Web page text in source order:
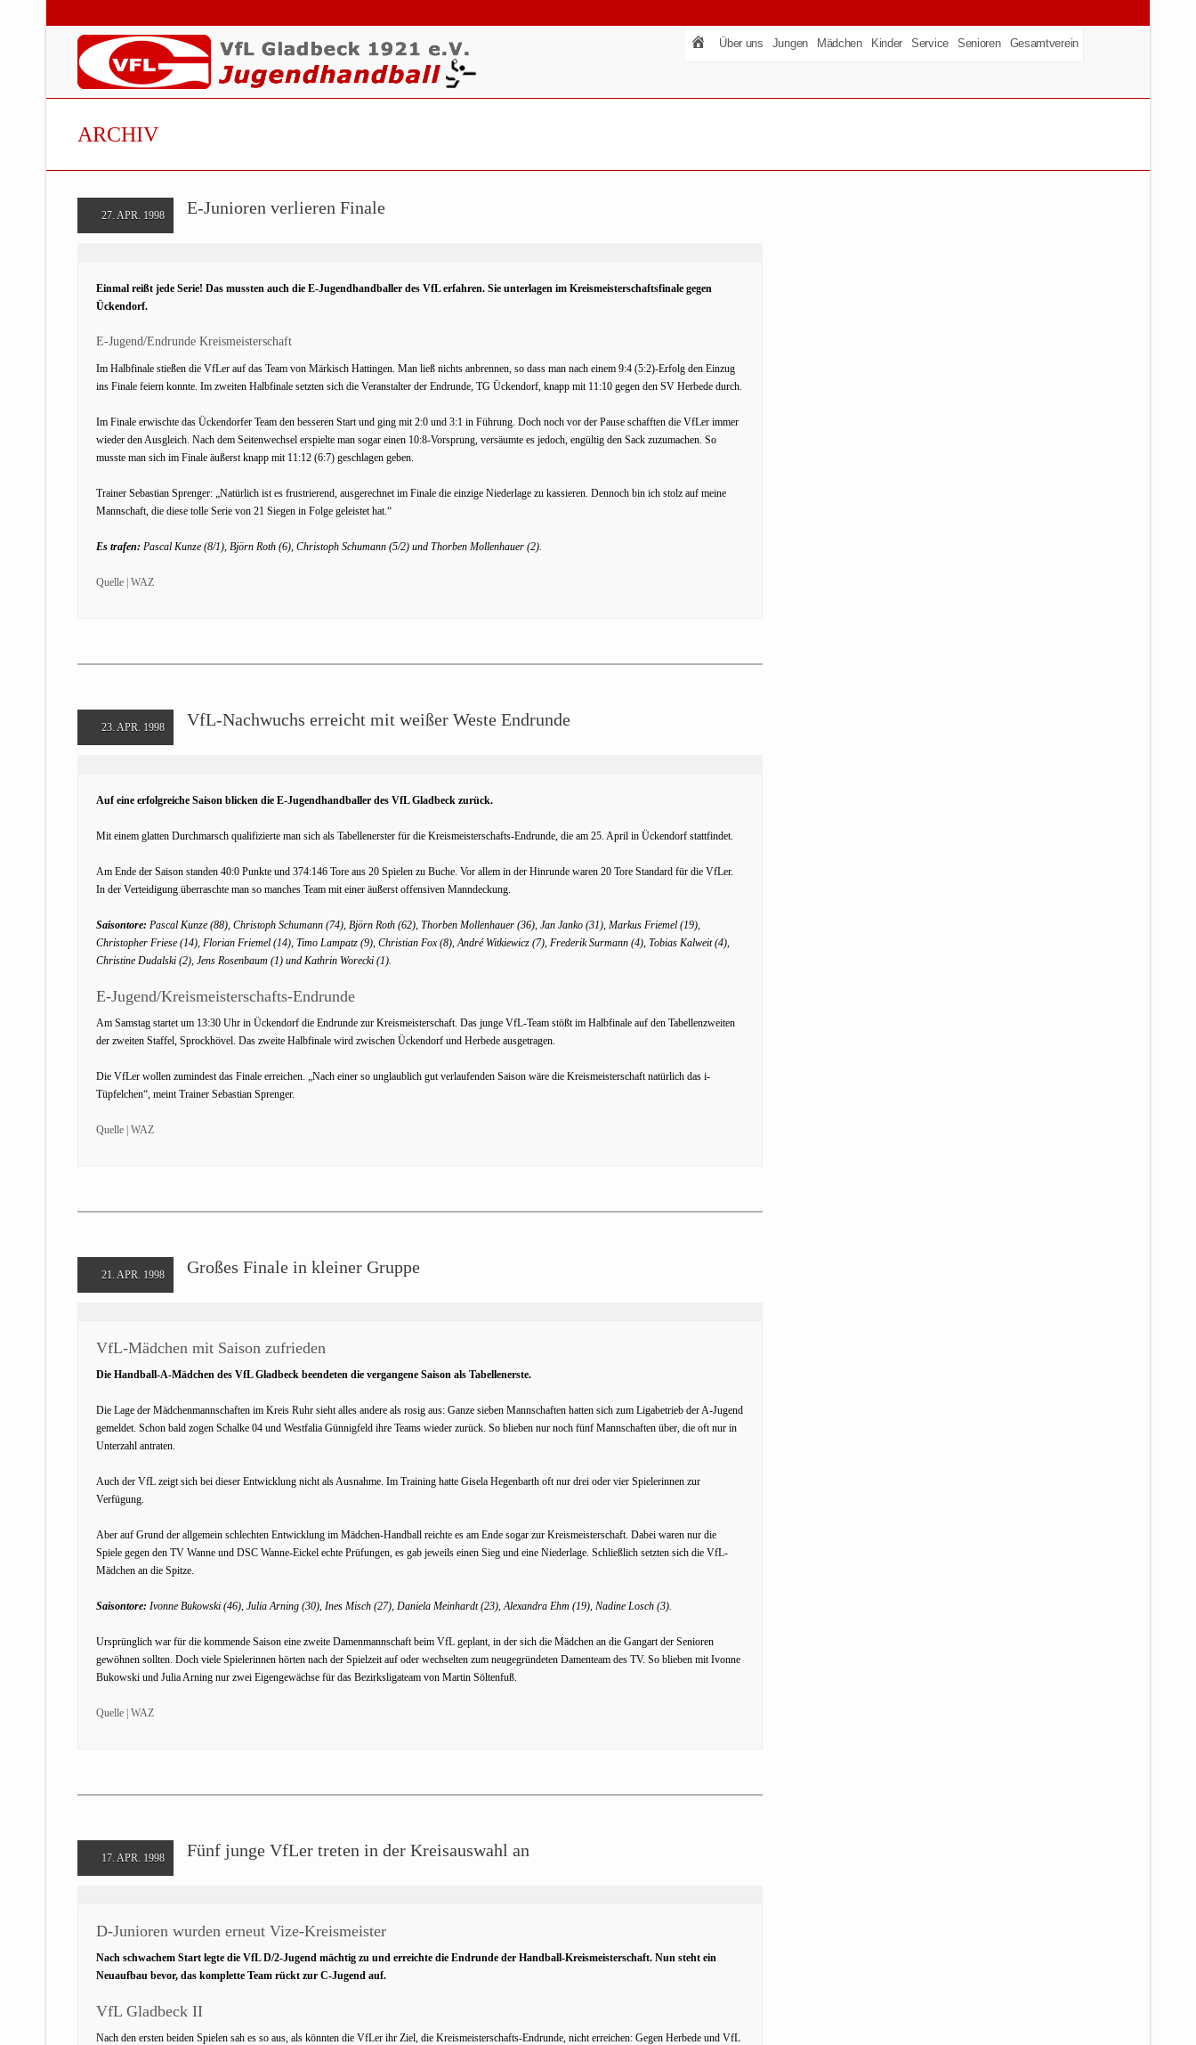
Über uns Jungen Mädchen Kinder Service Senioren Gesamtverein
ARCHIV
27. APR. 1998 E-Junioren verlieren Finale
Einmal reißt jede Serie! Das mussten auch die E-Jugendhandballer des VfL erfahren. Sie unterlagen im Kreismeisterschaftsfinale gegen
Ückendorf.
E-Jugend/Endrunde Kreismeisterschaft
Im Halbfinale stießen die VfLer auf das Team von Märkisch Hattingen. Man ließ nichts anbrennen, so dass man nach einem 9:4 (5:2)-Erfolg den Einzug
ins Finale feiern konnte. Im zweiten Halbfinale setzten sich die Veranstalter der Endrunde, TG Ückendorf, knapp mit 11:10 gegen den SV Herbede durch.
Im Finale erwischte das Ückendorfer Team den besseren Start und ging mit 2:0 und 3:1 in Führung. Doch noch vor der Pause schafften die VfLer immer
wieder den Ausgleich. Nach dem Seitenwechsel erspielte man sogar einen 10:8-Vorsprung, versäumte es jedoch, engültig den Sack zuzumachen. So
musste man sich im Finale äußerst knapp mit 11:12 (6:7) geschlagen geben.
Trainer Sebastian Sprenger: „Natürlich ist es frustrierend, ausgerechnet im Finale die einzige Niederlage zu kassieren. Dennoch bin ich stolz auf meine
Mannschaft, die diese tolle Serie von 21 Siegen in Folge geleistet hat.“
Es trafen: Pascal Kunze (8/1), Björn Roth (6), Christoph Schumann (5/2) und Thorben Mollenhauer (2).
Quelle | WAZ
23. APR. 1998 VfL-Nachwuchs erreicht mit weißer Weste Endrunde
Auf eine erfolgreiche Saison blicken die E-Jugendhandballer des VfL Gladbeck zurück.
Mit einem glatten Durchmarsch qualifizierte man sich als Tabellenerster für die Kreismeisterschafts-Endrunde, die am 25. April in Ückendorf stattfindet.
Am Ende der Saison standen 40:0 Punkte und 374:146 Tore aus 20 Spielen zu Buche. Vor allem in der Hinrunde waren 20 Tore Standard für die VfLer.
In der Verteidigung überraschte man so manches Team mit einer äußerst offensiven Manndeckung.
Saisontore: Pascal Kunze (88), Christoph Schumann (74), Björn Roth (62), Thorben Mollenhauer (36), Jan Janko (31), Markus Friemel (19),
Christopher Friese (14), Florian Friemel (14), Timo Lampatz (9), Christian Fox (8), André Witkiewicz (7), Frederik Surmann (4), Tobias Kalweit (4),
Christine Dudalski (2), Jens Rosenbaum (1) und Kathrin Worecki (1).
E-Jugend/Kreismeisterschafts-Endrunde
Am Samstag startet um 13:30 Uhr in Ückendorf die Endrunde zur Kreismeisterschaft. Das junge VfL-Team stößt im Halbfinale auf den Tabellenzweiten
der zweiten Staffel, Sprockhövel. Das zweite Halbfinale wird zwischen Ückendorf und Herbede ausgetragen.
Die VfLer wollen zumindest das Finale erreichen. „Nach einer so unglaublich gut verlaufenden Saison wäre die Kreismeisterschaft natürlich das i-
Tüpfelchen“, meint Trainer Sebastian Sprenger.
Quelle | WAZ
21. APR. 1998 Großes Finale in kleiner Gruppe
VfL-Mädchen mit Saison zufrieden
Die Handball-A-Mädchen des VfL Gladbeck beendeten die vergangene Saison als Tabellenerste.
Die Lage der Mädchenmannschaften im Kreis Ruhr sieht alles andere als rosig aus: Ganze sieben Mannschaften hatten sich zum Ligabetrieb der A-Jugend
gemeldet. Schon bald zogen Schalke 04 und Westfalia Günnigfeld ihre Teams wieder zurück. So blieben nur noch fünf Mannschaften über, die oft nur in
Unterzahl antraten.
Auch der VfL zeigt sich bei dieser Entwicklung nicht als Ausnahme. Im Training hatte Gisela Hegenbarth oft nur drei oder vier Spielerinnen zur
Verfügung.
Aber auf Grund der allgemein schlechten Entwicklung im Mädchen-Handball reichte es am Ende sogar zur Kreismeisterschaft. Dabei waren nur die
Spiele gegen den TV Wanne und DSC Wanne-Eickel echte Prüfungen, es gab jeweils einen Sieg und eine Niederlage. Schließlich setzten sich die VfL-
Mädchen an die Spitze.
Saisontore: Ivonne Bukowski (46), Julia Arning (30), Ines Misch (27), Daniela Meinhardt (23), Alexandra Ehm (19), Nadine Losch (3).
Ursprünglich war für die kommende Saison eine zweite Damenmannschaft beim VfL geplant, in der sich die Mädchen an die Gangart der Senioren
gewöhnen sollten. Doch viele Spielerinnen hörten nach der Spielzeit auf oder wechselten zum neugegründeten Damenteam des TV. So blieben mit Ivonne
Bukowski und Julia Arning nur zwei Eigengewächse für das Bezirksligateam von Martin Söltenfuß.
Quelle | WAZ
17. APR. 1998 Fünf junge VfLer treten in der Kreisauswahl an
D-Junioren wurden erneut Vize-Kreismeister
Nach schwachem Start legte die VfL D/2-Jugend mächtig zu und erreichte die Endrunde der Handball-Kreismeisterschaft. Nun steht ein
Neuaufbau bevor, das komplette Team rückt zur C-Jugend auf.
VfL Gladbeck II
Nach den ersten beiden Spielen sah es so aus, als könnten die VfLer ihr Ziel, die Kreismeisterschafts-Endrunde, nicht erreichen: Gegen Herbede und VfL